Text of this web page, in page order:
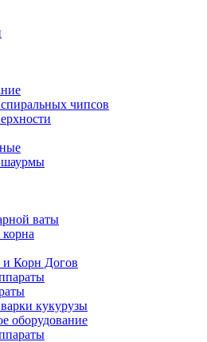
чипсов
шаурмы
ваты
Корн Догов
кукурузы
оборудование